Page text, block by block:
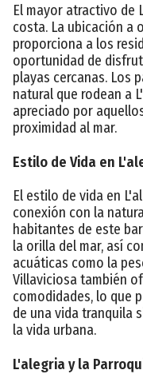
El mayor atractivo de
costa. La ubicación a
proporciona a los
oportunidad de
playas cercanas. Los
natural que rodean a
apreciado por
proximidad al mar.
Estilo de Vida en
El estilo de vida en
conexión con la
habitantes de este
la orilla del mar, así
acuáticas como la
Villaviciosa también
comodidades, lo que
de una vida tranquila
la vida urbana.
L'alegria y la